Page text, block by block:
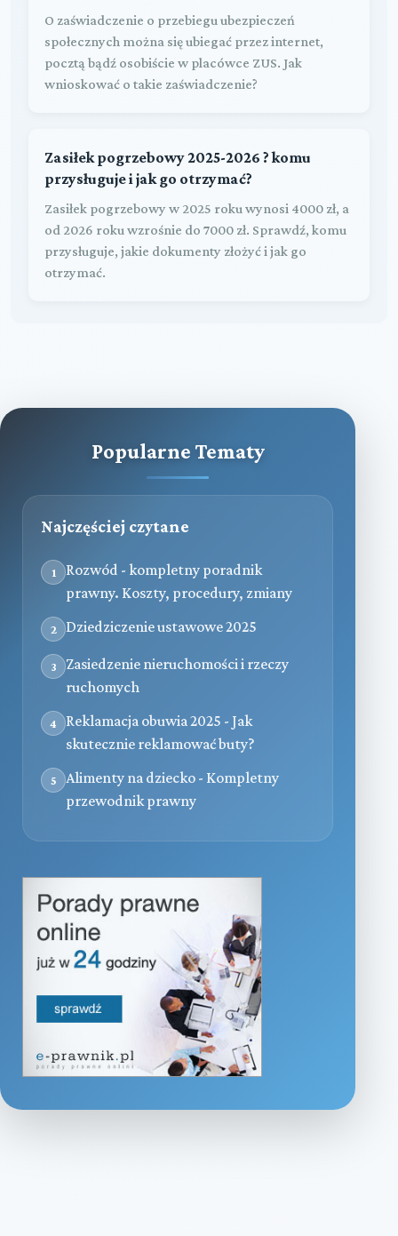
O zaświadczenie o przebiegu ubezpieczeń
społecznych można się ubiegać przez internet,
pocztą bądź osobiście w placówce ZUS. Jak
wnioskować o takie zaświadczenie?
Zasiłek pogrzebowy 2025-2026 ? komu
przysługuje i jak go otrzymać?
Zasiłek pogrzebowy w 2025 roku wynosi 4000 zł, a
od 2026 roku wzrośnie do 7000 zł. Sprawdź, komu
przysługuje, jakie dokumenty złożyć i jak go
otrzymać.
Popularne Tematy
Najczęściej czytane
1
Rozwód - kompletny poradnik
prawny. Koszty, procedury, zmiany
2 Dziedziczenie ustawowe 2025
3
Zasiedzenie nieruchomości i rzeczy
ruchomych
4
Reklamacja obuwia 2025 - Jak
skutecznie reklamować buty?
5
Alimenty na dziecko - Kompletny
przewodnik prawny